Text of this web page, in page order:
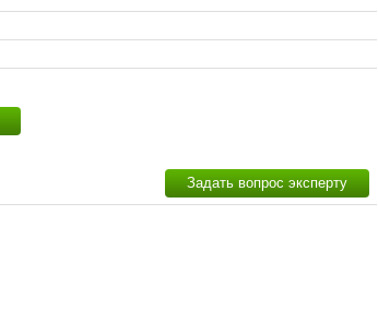
Задать вопрос эксперту